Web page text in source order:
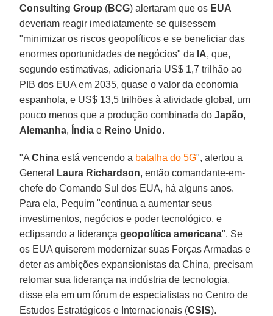
Consulting Group (BCG) alertaram que os EUA
deveriam reagir imediatamente se quisessem
"minimizar os riscos geopolíticos e se beneficiar das
enormes oportunidades de negócios" da IA, que,
segundo estimativas, adicionaria US$ 1,7 trilhão ao
PIB dos EUA em 2035, quase o valor da economia
espanhola, e US$ 13,5 trilhões à atividade global, um
pouco menos que a produção combinada doJapão,
Alemanha, Índia e Reino Unido.
"AChina está vencendo a batalha do 5G", alertou a
General
Laura Richardson, então comandante-em-
chefe do Comando Sul dos EUA, há alguns anos.
Para ela, Pequim "continua a aumentar seus
investimentos, negócios e poder tecnológico, e
eclipsando a liderançageopolítica americana". Se
os EUA quiserem modernizar suas Forças Armadas e
deter as ambições expansionistas da China, precisam
retomar sua liderança na indústria de tecnologia,
disse ela em um fórum de especialistas no Centro de
Estudos Estratégicos e Internacionais (CSIS).